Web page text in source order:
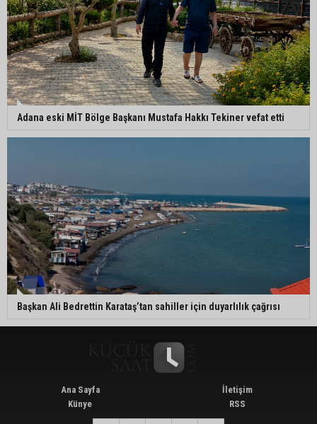
Adana eski MİT Bölge Başkanı Mustafa Hakkı Tekiner vefat etti
Başkan Ali Bedrettin Karataş’tan sahiller için duyarlılık çağrısı
Ana Sayfa
Künye
İletişim
RSS